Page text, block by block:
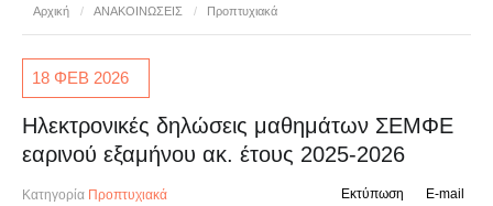
Αρχική / ΑΝΑΚΟΙΝΩΣΕΙΣ / Προπτυχιακά
18 ΦΕΒ 2026
Ηλεκτρονικές δηλώσεις μαθημάτων ΣΕΜΦΕ
εαρινού εξαμήνου ακ. έτους 2025-2026
Κατηγορία Προπτυχιακά E-mail
Εκτύπωση